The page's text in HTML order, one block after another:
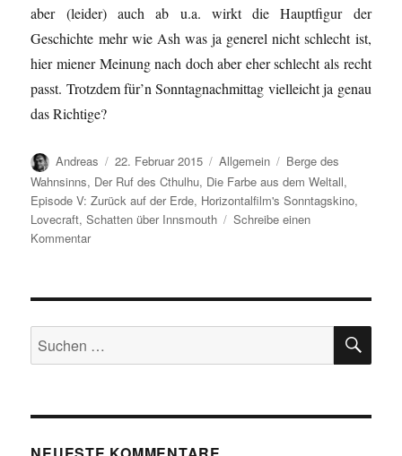
aber (leider) auch ab u.a. wirkt die Hauptfigur der
Geschichte mehr wie Ash was ja generel nicht schlecht ist,
hier miener Meinung nach doch aber eher schlecht als recht
passt. Trotzdem für’n Sonntagnachmittag vielleicht ja genau
das Richtige?
Autor
Andreas
Veröffentlicht
am
22. Februar 2015 Kategorien
Allgemein Schlagwörter
Berge des
Wahnsinns, Der Ruf des Cthulhu, Die Farbe aus dem Weltall,
Episode V: Zurück auf der Erde, Horizontalfilm's Sonntagskino,
Lovecraft,Schatten über Innsmouth
Schreibe einen
Kommentarzu
Suchen
nach: